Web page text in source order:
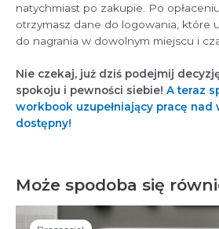
natychmiast po zakupie. Po
otrzymasz dane do logowania, które
do nagrania w dowolnym miejscu i
Nie czekaj, już dziś podejmij
spokoju i pewności siebie! A teraz
workbook uzupełniający pracę nad
dostępny!
Może spodoba się